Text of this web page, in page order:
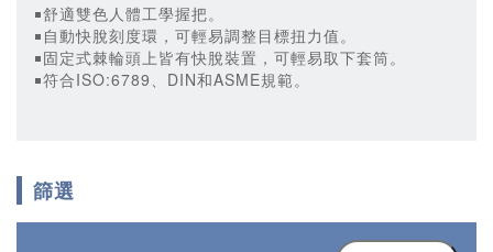
￭舒適雙色人體工學握把。
￭自動快脫刻度環，可輕易調整目標扭力值。
￭固定式棘輪頭上皆有快脫裝置，可輕易取下套筒。
￭符合ISO:6789、DIN和ASME規範。
篩選